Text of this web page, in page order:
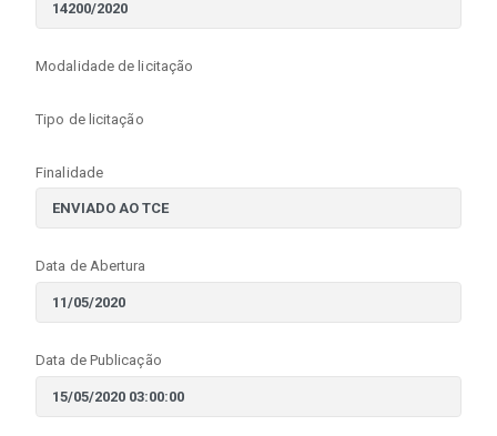
Modalidade de licitação
Tipo de licitação
Finalidade
Data de Abertura
Data de Publicação